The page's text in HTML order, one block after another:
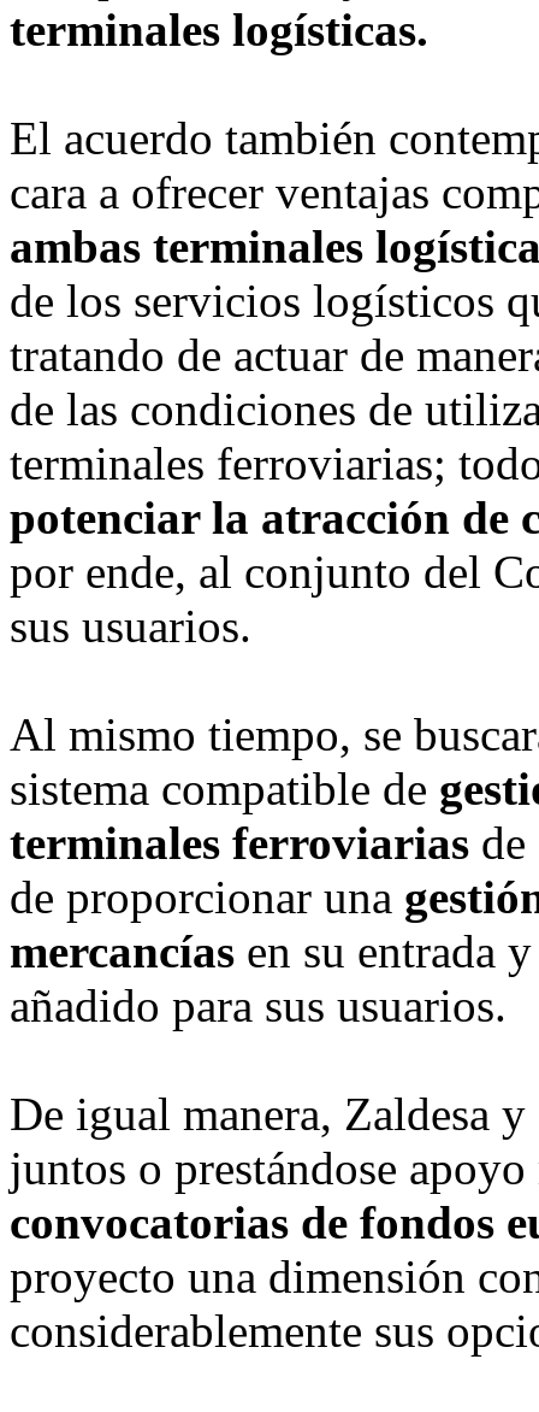
terminales logísticas.
El acuerdo también
cara a ofrecer ventajas
ambas terminales
de los servicios logísticos
tratando de actuar de
de las condiciones de
terminales ferroviarias;
potenciar la atracción de
por ende, al conjunto del
sus usuarios.
Al mismo tiempo, se
sistema compatible de
terminales ferroviarias
de proporcionar una
mercancías en su entrada
añadido para sus usuarios.
De igual manera, Zaldesa
juntos o prestándose
convocatorias de fondos
proyecto una dimensión
considerablemente sus